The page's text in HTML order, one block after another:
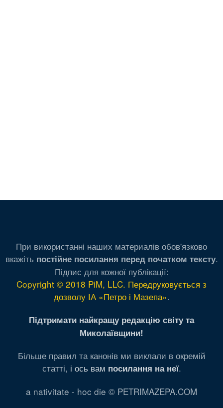
При використанні наших материалів обов'язково
вкажіть постійне посилання перед початком тексту.
Підпис для кожної публікації:
Copyright © 2018 PiM, LLC. Передруковується з
дозволу ІА «Петро і Мазепа».
Підтримати найкращу редакцію світу та
Миколаївщини!
Більше правил та канонів ми виклали в окремій
статті, і ось вам посилання на неї.
a nativitate - hoc die © PETRIMAZEPA.COM